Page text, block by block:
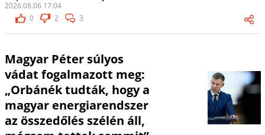
2026.08.06 17:04
0
2 3
Magyar Péter súlyos
vádat fogalmazott meg:
„Orbánék tudták, hogy a
magyar energiarendszer
az összedőlés szélén áll,